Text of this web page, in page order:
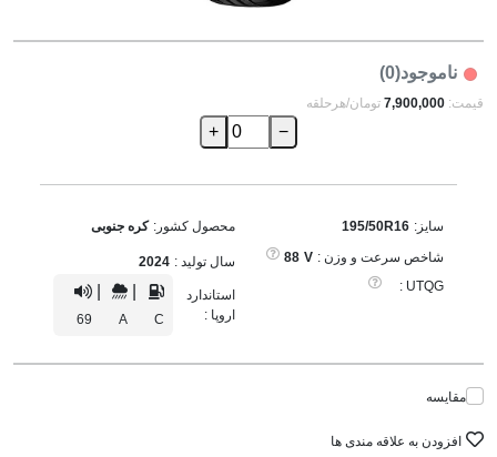
ناموجود(0)
قیمت: 7,900,000 تومان/هرحلقه
−
+
سایز: 195/50R16
شاخص سرعت و وزن : V
88
UTQG :
محصول کشور: کره جنوبی
سال تولید : 2024
استاندارد
اروپا :
C
A
69
مقایسه
افزودن به علاقه مندی ها